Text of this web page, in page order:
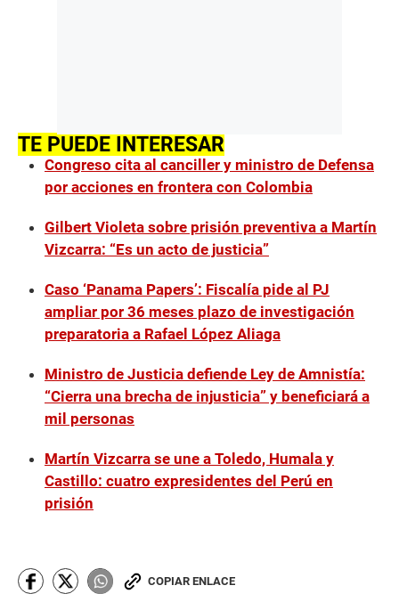
TE PUEDE INTERESAR
Congreso cita al canciller y ministro de Defensa
por acciones en frontera con Colombia
Gilbert Violeta sobre prisión preventiva a Martín
Vizcarra: “Es un acto de justicia”
Caso ‘Panama Papers’: Fiscalía pide al PJ
ampliar por 36 meses plazo de investigación
preparatoria a Rafael López Aliaga
Ministro de Justicia defiende Ley de Amnistía:
“Cierra una brecha de injusticia” y beneficiará a
mil personas
Martín Vizcarra se une a Toledo, Humala y
Castillo: cuatro expresidentes del Perú en
prisión
COPIAR ENLACE